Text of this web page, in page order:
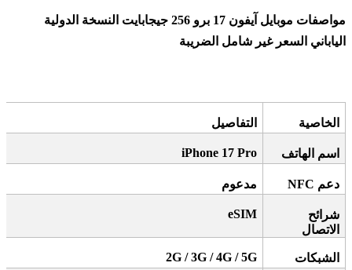
مواصفات موبايل آيفون 17 برو 256 جيجابايت النسخة الدولية
الياباني السعر غير شامل الضريبة
الخاصية التفاصيل
اسم الهاتف iPhone 17 Pro
دعم مدعوم
شرائح
الاتصال
eSIM
الشبكات 2G / 3G / 4G / 5G